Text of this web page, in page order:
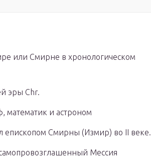
или Смирне в хронологическом
эры Chr.
математик и астроном
епископом Смирны (Измир) во II веке.
Мессия